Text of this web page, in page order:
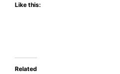
Like this:
Related